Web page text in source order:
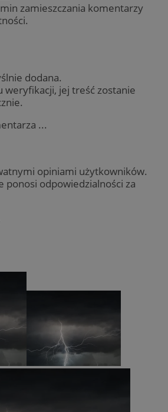
zamieszczania komentarzy
dodana.
weryfikacji, jej treść zostanie
...
opiniami użytkowników.
ponosi odpowiedzialności za